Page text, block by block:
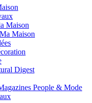
Maison
Maison
Digest
People & Mode